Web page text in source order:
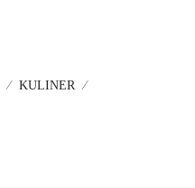
KULINER